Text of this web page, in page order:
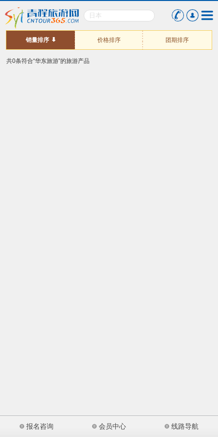
销量排序 价格排序 团期排序
共0条符合“华东旅游”的旅游产品
报名咨询 会员中心 线路导航